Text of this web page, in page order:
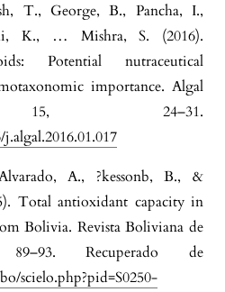
T., George, B., Pancha, I.,
K., … Mishra, S. (2016).
Potential nutraceutical
importance. Algal
15, 24–31.
A., ?kessonb, B., &
Total antioxidant capacity in
Bolivia. Revista Boliviana de
Recuperado de
scielo.php?pid=S0250-